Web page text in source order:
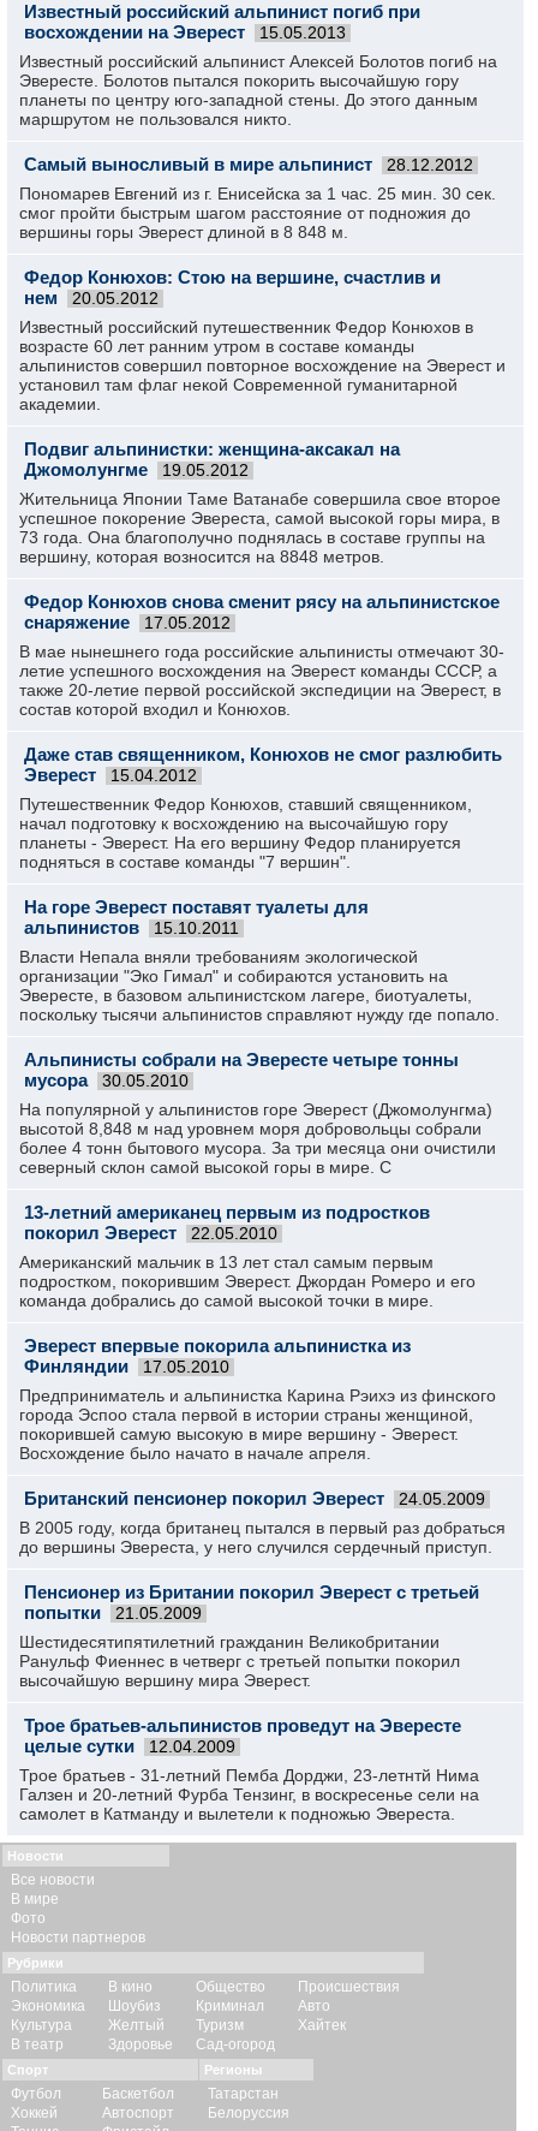
Известный российский альпинист погиб при
восхождении на Эверест
15.05.2013
Известный российский альпинист Алексей Болотов погиб на
Эвересте. Болотов пытался покорить высочайшую гору
планеты по центру юго-западной стены. До этого данным
маршрутом не пользовался никто.
Самый выносливый в мире альпинист 28.12.2012
Пономарев Евгений из г. Енисейска за 1 час. 25 мин. 30 сек.
смог пройти быстрым шагом расстояние от подножия до
вершины горы Эверест длиной в 8 848 м.
Федор Конюхов: Стою на вершине, счастлив и
нем
20.05.2012
Известный российский путешественник Федор Конюхов в
возрасте 60 лет ранним утром в составе команды
альпинистов совершил повторное восхождение на Эверест и
установил там флаг некой Современной гуманитарной
академии.
Подвиг альпинистки: женщина-аксакал на
Джомолунгме
19.05.2012
Жительница Японии Таме Ватанабе совершила свое второе
успешное покорение Эвереста, самой высокой горы мира, в
73 года. Она благополучно поднялась в составе группы на
вершину, которая возносится на 8848 метров.
Федор Конюхов снова сменит рясу на альпинистское
снаряжение
17.05.2012
В мае нынешнего года российские альпинисты отмечают 30-
летие успешного восхождения на Эверест команды СССР, а
также 20-летие первой российской экспедиции на Эверест, в
состав которой входил и Конюхов.
Даже став священником, Конюхов не смог разлюбить
Эверест
15.04.2012
Путешественник Федор Конюхов, ставший священником,
начал подготовку к восхождению на высочайшую гору
планеты - Эверест. На его вершину Федор планируется
подняться в составе команды "7 вершин".
На горе Эверест поставят туалеты для
альпинистов
15.10.2011
Власти Непала вняли требованиям экологической
организации "Эко Гимал" и собираются установить на
Эвересте, в базовом альпинистском лагере, биотуалеты,
поскольку тысячи альпинистов справляют нужду где попало.
Альпинисты собрали на Эвересте четыре тонны
мусора
30.05.2010
На популярной у альпинистов горе Эверест (Джомолунгма)
высотой 8,848 м над уровнем моря добровольцы собрали
более 4 тонн бытового мусора. За три месяца они очистили
северный склон самой высокой горы в мире. С
13-летний американец первым из подростков
покорил Эверест
22.05.2010
Американский мальчик в 13 лет стал самым первым
подростком, покорившим Эверест. Джордан Ромеро и его
команда добрались до самой высокой точки в мире.
Эверест впервые покорила альпинистка из
Финляндии
17.05.2010
Предприниматель и альпинистка Карина Рэихэ из финского
города Эспоо стала первой в истории страны женщиной,
покорившей самую высокую в мире вершину - Эверест.
Восхождение было начато в начале апреля.
Британский пенсионер покорил Эверест 24.05.2009
В 2005 году, когда британец пытался в первый раз добраться
до вершины Эвереста, у него случился сердечный приступ.
Пенсионер из Британии покорил Эверест с третьей
попытки
21.05.2009
Шестидесятипятилетний гражданин Великобритании
Ранульф Фиеннес в четверг с третьей попытки покорил
высочайшую вершину мира Эверест.
Трое братьев-альпинистов проведут на Эвересте
целые сутки
12.04.2009
Трое братьев - 31-летний Пемба Дорджи, 23-летнтй Нима
Галзен и 20-летний Фурба Тензинг, в воскресенье сели на
самолет в Катманду и вылетели к подножью Эвереста.
Новости
Все новости
В мире
Фото
Новости партнеров
Рубрики
Политика
Экономика
Культура
В театр
В кино
Шоубиз
Желтый
Здоровье
Общество
Криминал
Туризм
Сад-огород
Происшествия
Авто
Хайтек
Спорт
Футбол
Хоккей
Баскетбол
Автоспорт
Регионы
Татарстан
Белоруссия